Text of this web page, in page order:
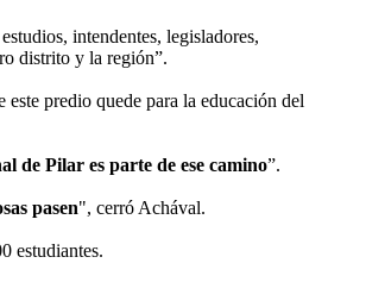
intendentes, legisladores,
distrito y la región”.
predio quede para la educación del
de Pilar es parte de ese camino”.
pasen", cerró Achával.
estudiantes.